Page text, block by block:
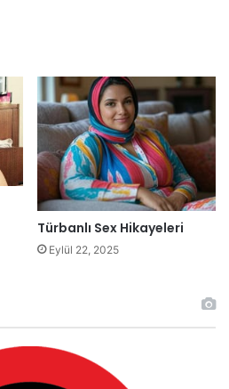
Türbanlı Sex Hikayeleri
Eylül 22, 2025